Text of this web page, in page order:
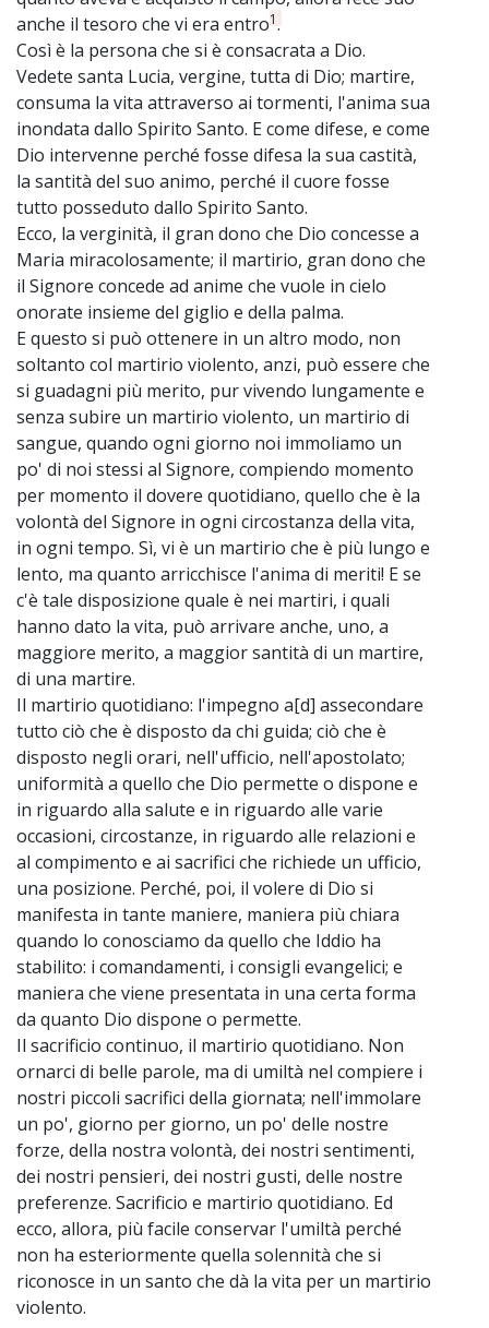
anche il tesoro che vi era entro1.
Così è la persona che si è consacrata a Dio.
Vedete santa Lucia, vergine, tutta di Dio; martire,
consuma la vita attraverso ai tormenti, l'anima sua
inondata dallo Spirito Santo. E come difese, e come
Dio intervenne perché fosse difesa la sua castità,
la santità del suo animo, perché il cuore fosse
tutto posseduto dallo Spirito Santo.
Ecco, la verginità, il gran dono che Dio concesse a
Maria miracolosamente; il martirio, gran dono che
il Signore concede ad anime che vuole in cielo
onorate insieme del giglio e della palma.
E questo si può ottenere in un altro modo, non
soltanto col martirio violento, anzi, può essere che
si guadagni più merito, pur vivendo lungamente e
senza subire un martirio violento, un martirio di
sangue, quando ogni giorno noi immoliamo un
po' di noi stessi al Signore, compiendo momento
per momento il dovere quotidiano, quello che è la
volontà del Signore in ogni circostanza della vita,
in ogni tempo. Sì, vi è un martirio che è più lungo e
lento, ma quanto arricchisce l'anima di meriti! E se
c'è tale disposizione quale è nei martiri, i quali
hanno dato la vita, può arrivare anche, uno, a
maggiore merito, a maggior santità di un martire,
di una martire.
Il martirio quotidiano: l'impegno a[d] assecondare
tutto ciò che è disposto da chi guida; ciò che è
disposto negli orari, nell'ufficio, nell'apostolato;
uniformità a quello che Dio permette o dispone e
in riguardo alla salute e in riguardo alle varie
occasioni, circostanze, in riguardo alle relazioni e
al compimento e ai sacrifici che richiede un ufficio,
una posizione. Perché, poi, il volere di Dio si
manifesta in tante maniere, maniera più chiara
quando lo conosciamo da quello che Iddio ha
stabilito: i comandamenti, i consigli evangelici; e
maniera che viene presentata in una certa forma
da quanto Dio dispone o permette.
Il sacrificio continuo, il martirio quotidiano. Non
ornarci di belle parole, ma di umiltà nel compiere i
nostri piccoli sacrifici della giornata; nell'immolare
un po', giorno per giorno, un po' delle nostre
forze, della nostra volontà, dei nostri sentimenti,
dei nostri pensieri, dei nostri gusti, delle nostre
preferenze. Sacrificio e martirio quotidiano. Ed
ecco, allora, più facile conservar l'umiltà perché
non ha esteriormente quella solennità che si
riconosce in un santo che dà la vita per un martirio
violento.